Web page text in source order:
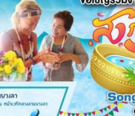
Phuket augmente les prix des bateaux